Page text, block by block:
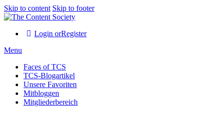
Skip to content Skip to footer
Login orRegister
Menu
Faces of TCS
TCS-Blogartikel
Unsere Favoriten
Mitbloggen
Mitgliederbereich